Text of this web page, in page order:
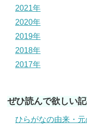
2021年
2020年
2019年
2018年
2017年
ぜひ読んで欲しい
ひらがなの由来・